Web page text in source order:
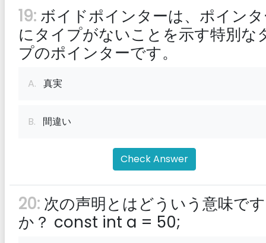
19: ボイドポインターは、ポイン
にタイプがないことを示す特別な
プのポインターです。
A. 真実
B. 間違い
Check Answer
20: 次の声明とはどういう意味です
か？ const int a = 50;